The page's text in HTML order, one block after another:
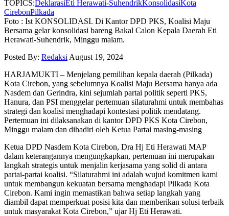
TOPICS:DeklarasiEti Herawati-SuhendrikKonsolidasiKota
CirebonPilkada
Foto : Ist KONSOLIDASI. Di Kantor DPD PKS, Koalisi Maju
Bersama gelar konsolidasi bareng Bakal Calon Kepala Daerah Eti
Herawati-Suhendrik, Minggu malam.
Posted By: Redaksi August 19, 2024
HARJAMUKTI – Menjelang pemilihan kepala daerah (Pilkada)
Kota Cirebon, yang sebelumnya Koalisi Maju Bersama hanya ada
Nasdem dan Gerindra, kini sejumlah partai politik seperti PKS,
Hanura, dan PSI menggelar pertemuan silaturahmi untuk membahas
strategi dan koalisi menghadapi kontestasi politik mendatang.
Pertemuan ini dilaksanakan di kantor DPD PKS Kota Cirebon,
Minggu malam dan dihadiri oleh Ketua Partai masing-masing
Ketua DPD Nasdem Kota Cirebon, Dra Hj Eti Herawati MAP
dalam keterangannya mengungkapkan, pertemuan ini merupakan
langkah strategis untuk menjalin kerjasama yang solid di antara
partai-partai koalisi. “Silaturahmi ini adalah wujud komitmen kami
untuk membangun kekuatan bersama menghadapi Pilkada Kota
Cirebon. Kami ingin memastikan bahwa setiap langkah yang
diambil dapat memperkuat posisi kita dan memberikan solusi terbaik
untuk masyarakat Kota Cirebon,” ujar Hj Eti Herawati.